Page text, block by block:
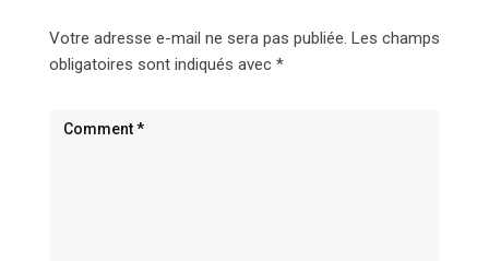
Votre adresse e-mail ne sera pas publiée. Les champs
obligatoires sont indiqués avec *